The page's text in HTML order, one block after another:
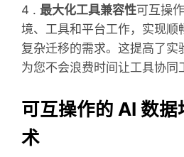
4 . 最大化工具兼容性可互操
境、工具和平台工作，实现顺
复杂迁移的需求。这提高了实
为您不会浪费时间让工具协同
可互操作的 AI 数
术